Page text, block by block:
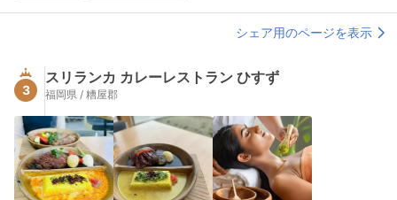
シェア用のページを表示
3
スリランカ カレーレストラン ひすず
福岡県 / 糟屋郡